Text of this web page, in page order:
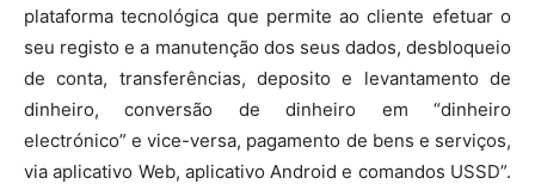
plataforma tecnológica que permite ao cliente efetuar o
seu registo e a manutenção dos seus dados, desbloqueio
de conta, transferências, deposito e levantamento de
dinheiro, conversão de dinheiro em “dinheiro
electrónico” e vice-versa, pagamento de bens e serviços,
via aplicativo Web, aplicativo Android e comandos USSD”.